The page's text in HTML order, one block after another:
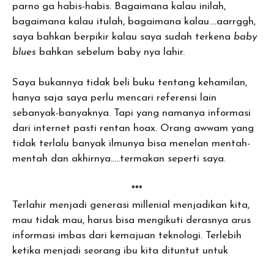
parno ga habis-habis. Bagaimana kalau inilah,
bagaimana kalau itulah, bagaimana kalau….aarrggh,
saya bahkan berpikir kalau saya sudah terkena baby
blues bahkan sebelum baby nya lahir.
Saya bukannya tidak beli buku tentang kehamilan,
hanya saja saya perlu mencari referensi lain
sebanyak-banyaknya. Tapi yang namanya informasi
dari internet pasti rentan hoax. Orang awwam yang
tidak terlalu banyak ilmunya bisa menelan mentah-
mentah dan akhirnya…..termakan seperti saya.
***
Terlahir menjadi generasi millenial menjadikan kita,
mau tidak mau, harus bisa mengikuti derasnya arus
informasi imbas dari kemajuan teknologi. Terlebih
ketika menjadi seorang ibu kita dituntut untuk